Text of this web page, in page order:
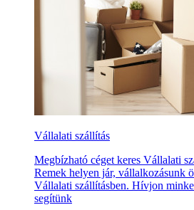
Vállalati szállítás
Megbízható céget keres Vállalati
Remek helyen jár, vállalkozásunk
Vállalati szállításben. Hívjon
segítünk